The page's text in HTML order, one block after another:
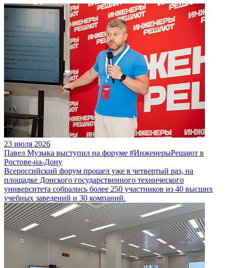
23 июля 2026
Павел Музыка выступил на форуме #ИнженерыРешают в
Ростове-на-Дону
Всероссийский форум прошел уже в четвертый раз, на
площадке Донского государственного технического
университета собрались более 250 участников из 40 высших
учебных заведений и 30 компаний.